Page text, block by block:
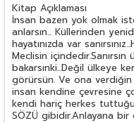
Kitap Açıklaması
İnsan bazen yok olmak
anlarsın... Küllerinden
hayatınızda var
Meclisin
bakarsınki...Değil ülkeye
görürsün. Ve ona
insan kendine çevresine
kendi hariç herkes
SÖZÜ gibidir.Anlayana